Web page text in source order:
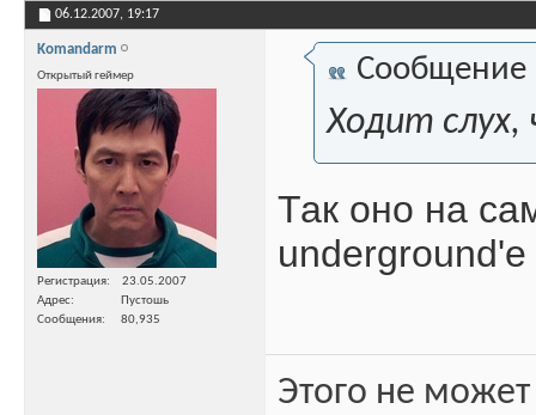
06.12.2007, 19:17
Komandarm
Открытый геймер
Регистрация
23.05.2007
Адрес
Пустошь
Сообщения
80,935
Сообщение
Ходит
Так оно на
Этого не